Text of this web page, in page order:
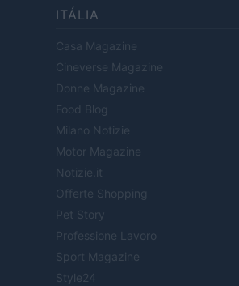
ITÁLIA
Casa Magazine
Cineverse Magazine
Donne Magazine
Food Blog
Milano Notizie
Motor Magazine
Notizie.it
Offerte Shopping
Pet Story
Professione Lavoro
Sport Magazine
Style24